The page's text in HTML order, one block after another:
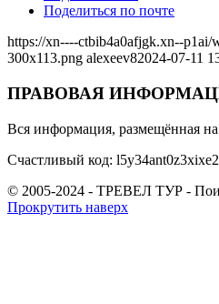
Поделиться по почте
https://xn----ctbib4a0afjgk.xn--p1ai/
300x113.png alexeev82024-07-11
ПРАВОВАЯ
Вся информация, размещённая
Счастливый код: l5y34ant0z3xixe2
© 2005-2024 - ТРЕВЕЛ ТУР -
Прокрутить наверх